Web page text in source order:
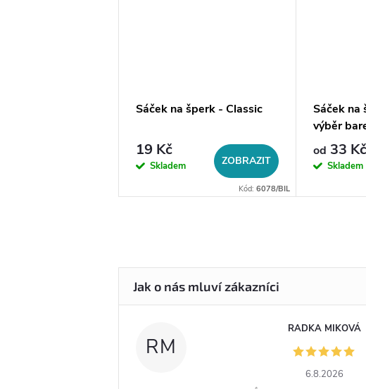
Sáček na šperk - Classic
19 Kč
Skladem ZOBRAZIT
Kód: 6078/BIL
Sáček na
výběr
od 33 Kč
Skladem
RM
RADKA MIKOVÁ
6.8.2026